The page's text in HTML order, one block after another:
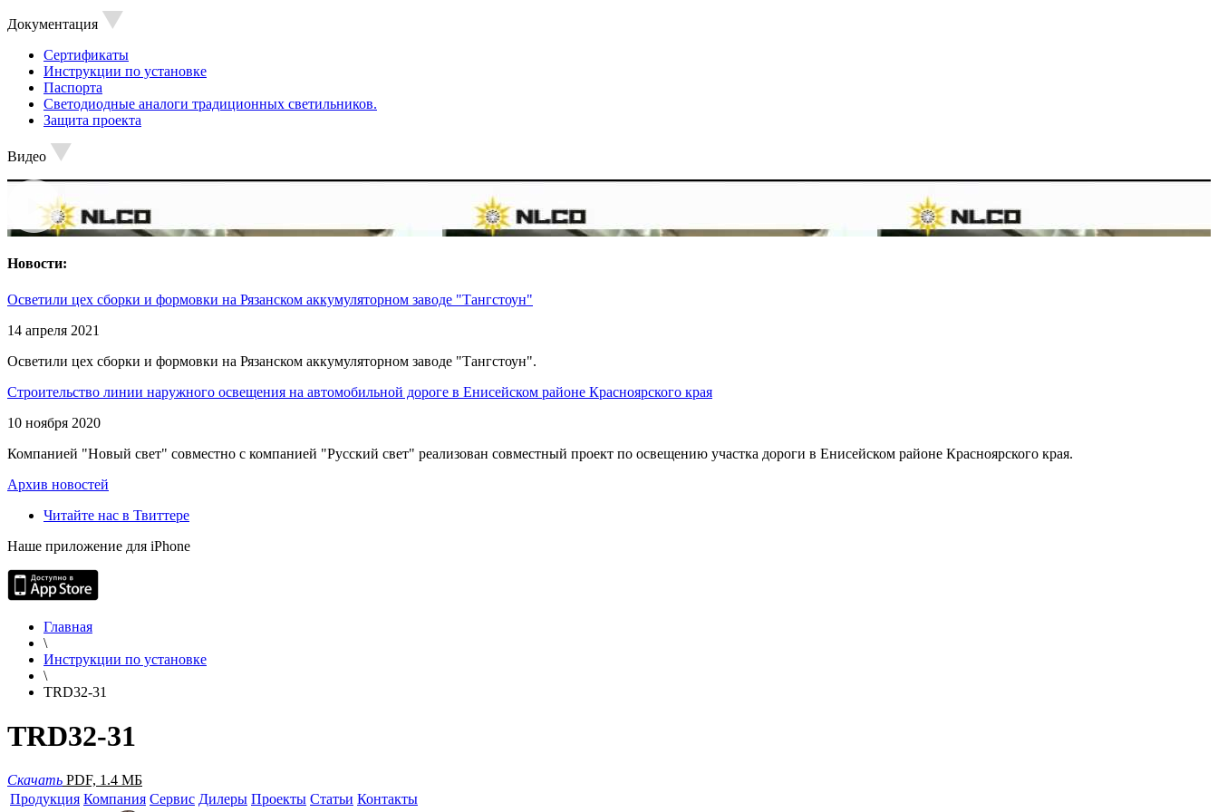
Документация
Сертификаты
Инструкции по установке
Паспорта
Светодиодные аналоги традиционных светильников.
Защита проекта
Видео
Новости:
Осветили цех сборки и формовки на Рязанском аккумуляторном заводе "Тангстоун"
14 апреля 2021
Осветили цех сборки и формовки на Рязанском аккумуляторном заводе "Тангстоун".
Строительство линии наружного освещения на автомобильной дороге в Енисейском районе Красноярского края
10 ноября 2020
Компанией "Новый свет" совместно с компанией "Русский свет" реализован совместный проект по освещению участка дороги в Енисейском районе Красноярского края.
Архив новостей
Читайте нас в Твиттере
Наше приложение для iPhone
Главная
\
Инструкции по установке
\
TRD32-31
TRD32-31
Скачать PDF, 1.4 МБ
Продукция Компания Сервис Дилеры Проекты Статьи Контакты